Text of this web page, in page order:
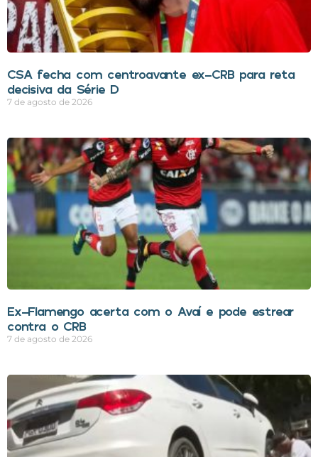
CSA fecha com centroavante ex-CRB para reta
decisiva da Série D
7 de agosto de 2026
Ex-Flamengo acerta com o Avaí e pode estrear
contra o CRB
7 de agosto de 2026